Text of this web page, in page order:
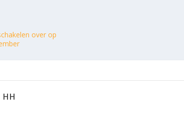
over op
HH